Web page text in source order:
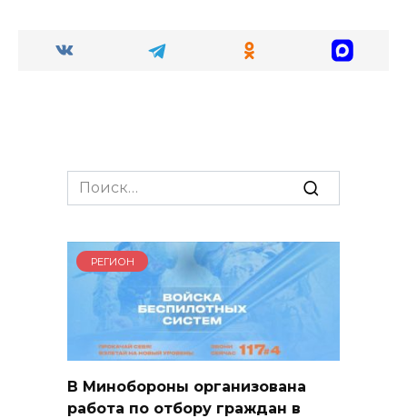
Search
for:
РЕГИОН
В Минобороны организована
работа по отбору граждан в